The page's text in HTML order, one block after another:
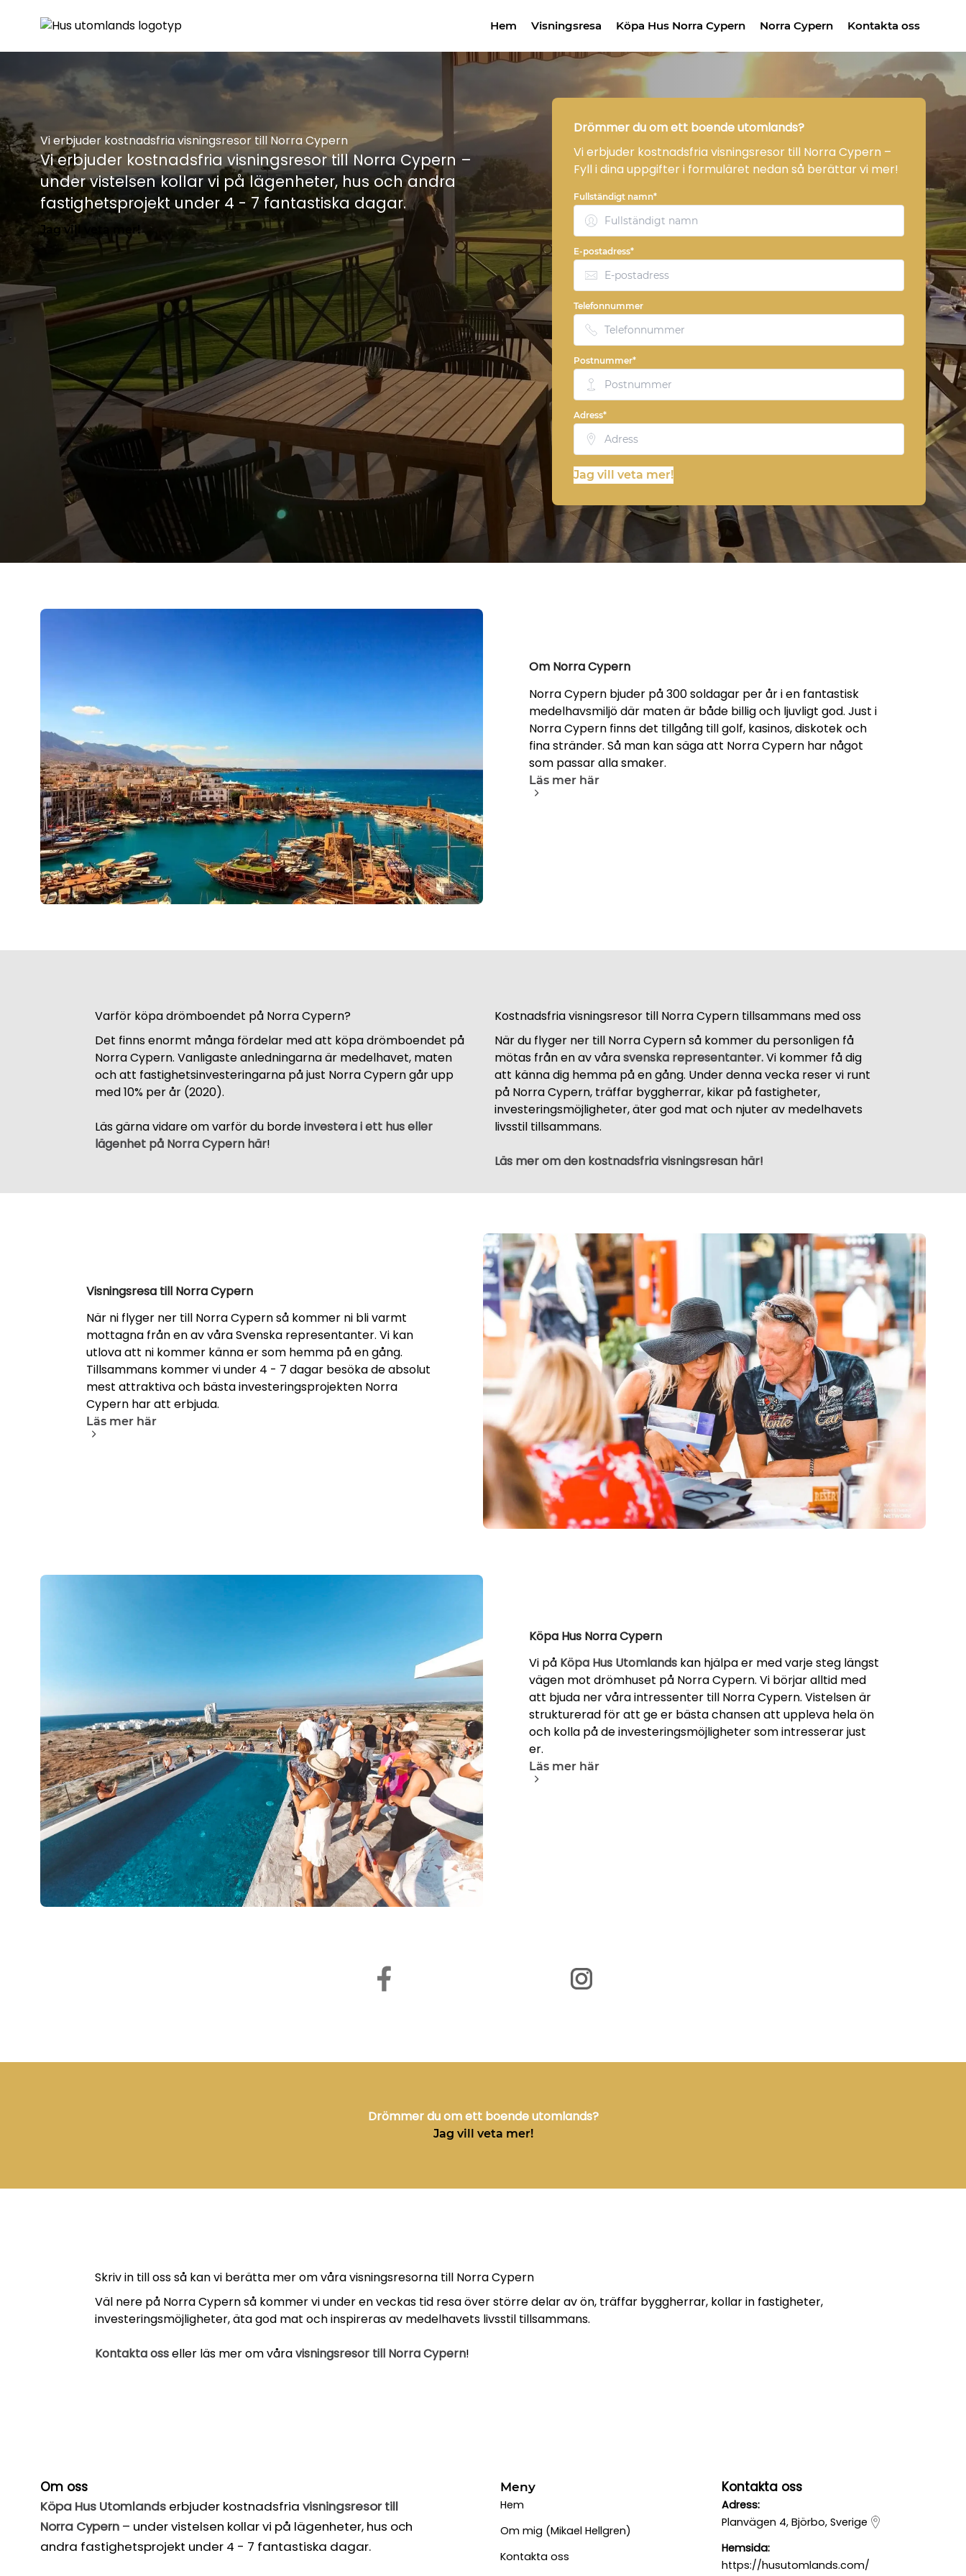
Hem Visningsresa Köpa Hus Norra Cypern Norra Cypern Kontakta oss
Vi erbjuder kostnadsfria visningsresor till Norra Cypern
Vi erbjuder kostnadsfria visningsresor till Norra Cypern –
under vistelsen kollar vi på lägenheter, hus och andra
fastighetsprojekt under 4 - 7 fantastiska dagar.
Jag vill veta mer!
Drömmer du om ett boende utomlands?
Vi erbjuder kostnadsfria visningsresor till Norra Cypern –
Fyll i dina uppgifter i formuläret nedan så berättar vi mer!
Fullständigt namn*
E-postadress*
Telefonnummer
Postnummer*
Adress*
Jag vill veta mer!
Om Norra Cypern
Norra Cypern bjuder på 300 soldagar per år i en fantastisk
medelhavsmiljö där maten är både billig och ljuvligt god. Just i
Norra Cypern finns det tillgång till golf, kasinos, diskotek och
fina stränder. Så man kan säga att Norra Cypern har något
som passar alla smaker.
Läs mer här
Varför köpa drömboendet på Norra Cypern?
Det finns enormt många fördelar med att köpa drömboendet på
Norra Cypern. Vanligaste anledningarna är medelhavet, maten
och att fastighetsinvesteringarna på just Norra Cypern går upp
med 10% per år (2020).
Läs gärna vidare om varför du bordeinvestera i ett hus eller
lägenhet på Norra Cypern här!
Kostnadsfria visningsresor till Norra Cypern tillsammans med oss
När du flyger ner till Norra Cypern så kommer du personligen få
mötas från en av vårasvenska representanter.Vi kommer få dig
att känna dig hemma på en gång. Under denna vecka reser vi runt
på Norra Cypern, träffar byggherrar, kikar på fastigheter,
investeringsmöjligheter, äter god mat och njuter av medelhavets
livsstil tillsammans.
Läs mer om den kostnadsfria visningsresan här!
Visningsresa till Norra Cypern
När ni flyger ner till Norra Cypern så kommer ni bli varmt
mottagna från en av våra Svenska representanter. Vi kan
utlova att ni kommer känna er som hemma på en gång.
Tillsammans kommer vi under 4 - 7 dagar besöka de absolut
mest attraktiva och bästa investeringsprojekten Norra
Cypern har att erbjuda.
Läs mer här
Köpa Hus Norra Cypern
Vi på Köpa Hus Utomlands kan hjälpa er med varje steg längst
vägen mot drömhuset på Norra Cypern. Vi börjar alltid med
att bjuda ner våra intressenter till Norra Cypern. Vistelsen är
strukturerad för att ge er bästa chansen att uppleva hela ön
och kolla på de investeringsmöjligheter som intresserar just
er.
Läs mer här
Drömmer du om ett boende utomlands?
Jag vill veta mer!
Skriv in till oss så kan vi berätta mer om våra visningsresorna till Norra Cypern
Väl nere på Norra Cypern så kommer vi under en veckas tid resa över större delar av ön, träffar byggherrar, kollar in fastigheter,
investeringsmöjligheter, äta god mat och inspireras av medelhavets livsstil tillsammans.
Kontakta osseller läs mer om våravisningsresor till Norra Cypern!
Om oss
Köpa Hus Utomlands erbjuder kostnadsfria visningsresor till
Norra Cypern – under vistelsen kollar vi på lägenheter, hus och
andra fastighetsprojekt under 4 - 7 fantastiska dagar.
Meny
Hem
Om mig (Mikael Hellgren)
Kontakta oss
Kontakta oss
Adress:
Planvägen 4, Björbo, Sverige
Hemsida:
https://husutomlands.com/